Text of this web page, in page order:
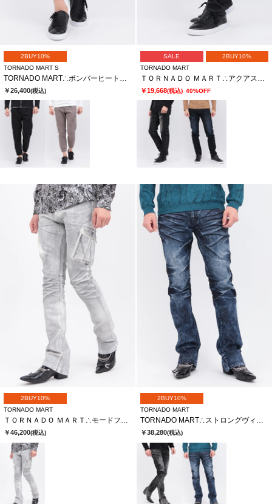
2BUY10%
TORNADO MART S
TORNADO MART∴ボンバーヒートキュビズムパンツ
￥26,400(税込)
SALE
2BUY10%
TORNADO MART
ＴＯＲＮＡＤＯ ＭＡＲＴ∴アクアスリーディメンションナルスリムテーパード
￥19,668(税込) 40%OFF
2BUY10%
TORNADO MART
ＴＯＲＮＡＤＯ ＭＡＲＴ∴モードフォイルカーゴデニム
￥46,200(税込)
2BUY10%
TORNADO MART
TORNADO MART∴ストロングヴィンテージシューカットデニム
￥38,280(税込)